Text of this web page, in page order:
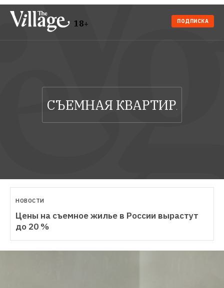
18+ ПОДПИСКА
НОВОСТИ
Цены на съемное жилье в России вырастут
до 20 %